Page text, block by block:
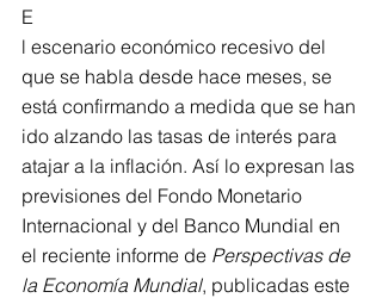
E
l escenario económico recesivo del
que se habla desde hace meses, se
está confirmando a medida que se han
ido alzando las tasas de interés para
atajar a la inflación. Así lo expresan las
previsiones del Fondo Monetario
Internacional y del Banco Mundial en
el reciente informe de Perspectivas de
la Economía Mundial, publicadas este